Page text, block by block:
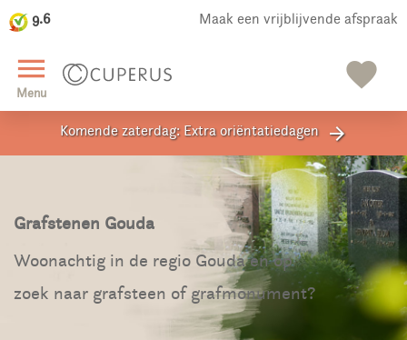
9.6 Maak een vrijblijvende afspraak
menu
Menu favorite
close
Komende zaterdag: Extra oriëntatiedagen arrow_forward
Grafstenen Gouda
Woonachtig in de regio Gouda en op
zoek naar grafsteen of grafmonument?